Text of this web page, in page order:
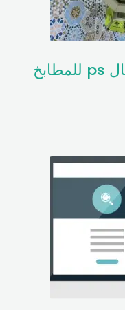
تصنيع وتركيب شبابيك الوميتال ps للمطابخ